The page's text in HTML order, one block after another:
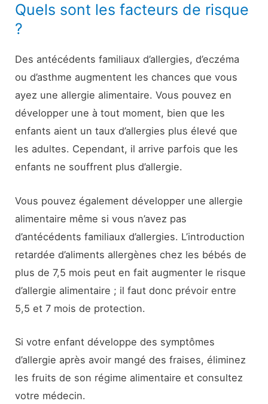
Quels sont les facteurs de risque
?
Des antécédents familiaux d’allergies, d’eczéma
ou d’asthme augmentent les chances que vous
ayez une allergie alimentaire. Vous pouvez en
développer une à tout moment, bien que les
enfants aient un taux d’allergies plus élevé que
les adultes. Cependant, il arrive parfois que les
enfants ne souffrent plus d’allergie.
Vous pouvez également développer une allergie
alimentaire même si vous n’avez pas
d’antécédents familiaux d’allergies. L’introduction
retardée d’aliments allergènes chez les bébés de
plus de 7,5 mois peut en fait augmenter le risque
d’allergie alimentaire ; il faut donc prévoir entre
5,5 et 7 mois de protection.
Si votre enfant développe des symptômes
d’allergie après avoir mangé des fraises, éliminez
les fruits de son régime alimentaire et consultez
votre médecin.